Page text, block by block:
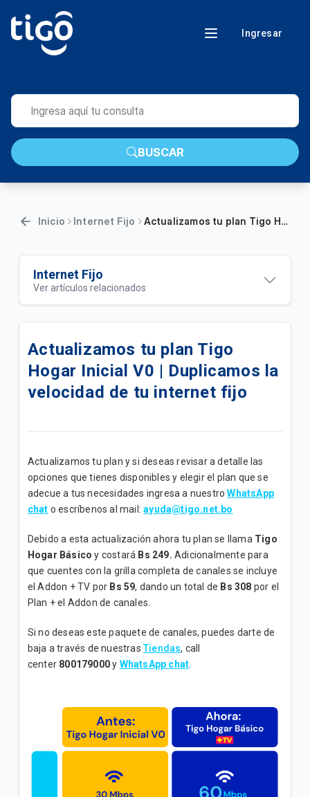
Ingresar
BUSCAR
Inicio Internet Fijo Actualizamos tu plan Tigo Hogar Inicial V0 | Duplicamos la velocidad de tu internet fijo
Internet Fijo
Ver artículos relacionados
Oferta Más Ahorro | Plan Full Tigo Básico
Disfruta de todos los beneficios de tu plan Full Tigo
Básico
Disfruta de los beneficios de tu plan "Full Tigo + Tv
Convenio
Disfruta de los beneficios de tu plan "Full Tigo + Tv
Convenio A"
Disfruta de todos los beneficios de tu plan “Internet
Avanzado”
Disfruta de todos los beneficios de tu plan “Internet
Ultra B”
Disfruta de todos los beneficios de tu plan “Internet
Básico B”
Disfruta de todos los beneficios de tu plan “Internet
Inicial C”
Actualizamos tu plan Tigo
Hogar Inicial V0 | Duplicamos la
velocidad de tu internet fijo
Actualizamos tu plan y si deseas revisar a detalle las
opciones que tienes disponibles y elegir el plan que se
adecue a tus necesidades ingresa a nuestro WhatsApp
chat o escríbenos al mail:ayuda@tigo.net.bo
Debido a esta actualización ahora tu plan se llama Tigo
Hogar Básico y costará Bs 249. Adicionalmente para
que cuentes con la grilla completa de canales se incluye
el Addon + TV por Bs 59, dando un total de Bs 308 por el
Plan + el Addon de canales.
Si no deseas este paquete de canales, puedes darte de
baja a través de nuestrasTiendas, call
center 800179000y WhatsApp chat